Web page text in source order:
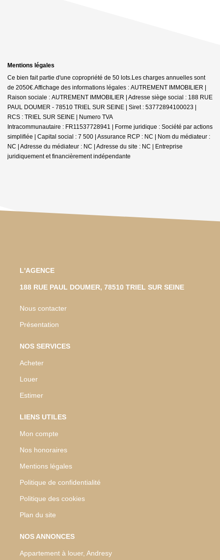
Mentions légales
Ce bien fait partie d'une copropriété de 50 lots.Les charges annuelles sont
de 2050€.Affichage des informations légales : AUTREMENT IMMOBILIER |
Raison sociale : AUTREMENT IMMOBILIER | Adresse siège social : 188 RUE
PAUL DOUMER - 78510 TRIEL SUR SEINE | Siret : 53772894100023 |
RCS : TRIEL SUR SEINE | Numero TVA
Intracommunautaire : FR11537728941 | Forme juridique : Société par actions
simplifiée | Capital social : 7 500 | Assurance RCP : NC | Nom du médiateur :
NC | Adresse du médiateur : NC | Adresse du site : NC | Entreprise
juridiquement et financièrement indépendante
L'AGENCE
188 RUE PAUL DOUMER, 78510 TRIEL SUR SEINE
Nous contacter
Présentation
NOS SERVICES
Acheter
Louer
Estimer
LIENS UTILES
Mon compte
Nos honoraires
Mentions légales
Politique de confidentialité
Politique des cookies
Plan du site
NOS ANNONCES
Appartement à louer, Andresy